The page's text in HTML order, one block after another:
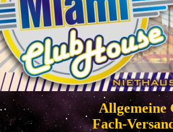
Allgemeine
Fach-